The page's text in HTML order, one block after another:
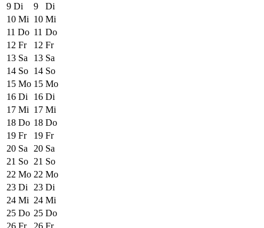
9 Di 9
Di
10 Mi 10 Mi
11 Do 11 Do
12 Fr 12 Fr
13 Sa 13 Sa
14 So 14 So
15 Mo 15 Mo
16 Di 16 Di
17 Mi 17 Mi
18 Do 18 Do
19 Fr 19 Fr
20 Sa 20 Sa
21 So 21 So
22 Mo 22 Mo
23 Di 23 Di
24 Mi 24 Mi
25 Do 25 Do
26 Fr 26 Fr